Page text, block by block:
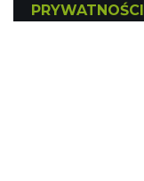
PRYWATNOŚCI